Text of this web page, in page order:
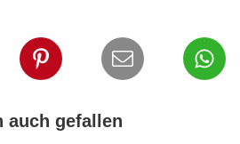
auch gefallen